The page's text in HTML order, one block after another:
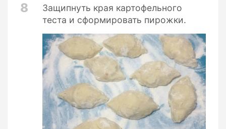
8
Защипнуть края картофельного
теста и сформировать пирожки.